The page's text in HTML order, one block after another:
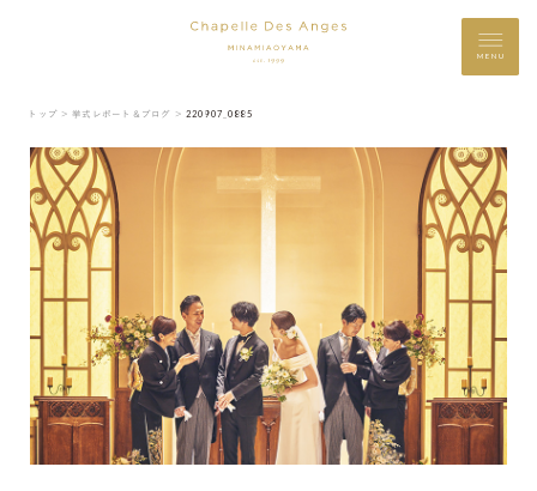
MENU
トップ ＞ 挙式レポート＆ブログ ＞ 220907_0885